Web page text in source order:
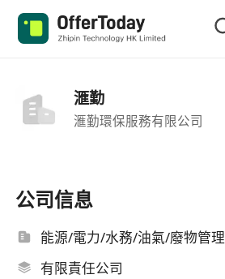
滙勤
滙勤環保服務有限公司
公司信息
能源/電力/水務/油氣/廢物管理
有限責任公司